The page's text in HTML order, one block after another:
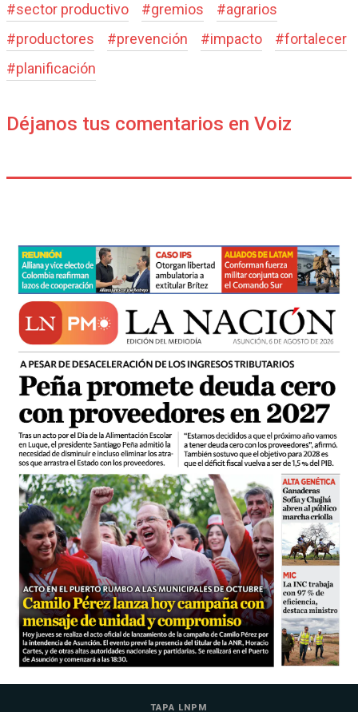
#sector productivo #gremios #agrarios
#productores #prevención #impacto #fortalecer
#planificación
Déjanos tus comentarios en Voiz
TAPA LNPM